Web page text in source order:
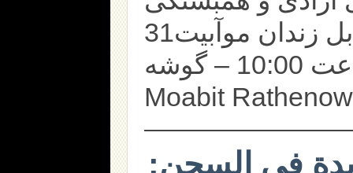
تجمع و تظاهرات در مقابل زندان موآبیت31
دسامبر 2024 ساعت 10:00 – گوشه Alt-
Moabit
في السجن: